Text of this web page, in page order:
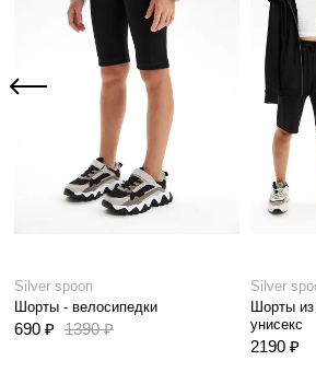
Silver spoon
Шорты - велосипедки
690 ₽ 1390 ₽
Silver
Шорты из
унисекс
2190 ₽